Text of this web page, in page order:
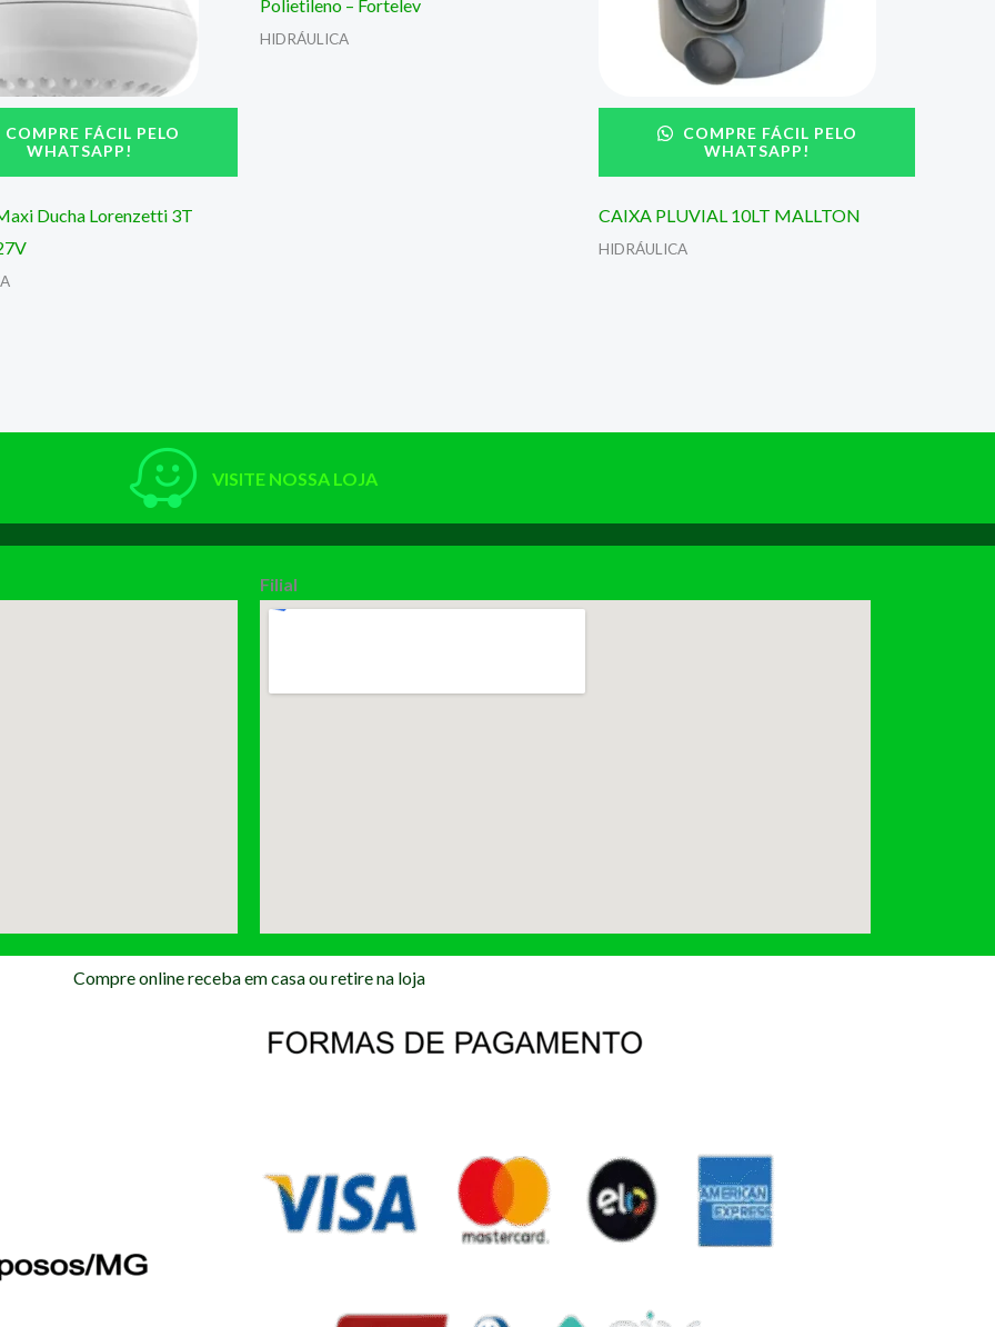
COMPRE FÁCIL PELO
WHATSAPP!
Ducha Lorenzetti 3T
Polietileno – Fortelev
HIDRÁULICA
COMPRE FÁCIL PELO
WHATSAPP!
CAIXA PLUVIAL 10LT MALLTON
HIDRÁULICA
VISITE NOSSA LOJA
Filial
Compre online receba em casa ou retire na loja